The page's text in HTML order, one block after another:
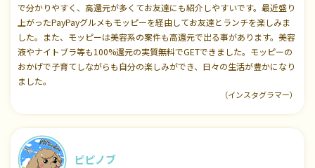
で分かりやすく、高還元が多くてお友達にも紹介しやすいです。最近盛り
上がったPayPayグルメもモッピーを経由してお友達とランチを楽しみま
した。また、モッピーは美容系の案件も高還元で出る事があります。美容
液やナイトブラ等も100%還元の実質無料でGETできました。モッピーの
おかげで子育てしながらも自分の楽しみができ、日々の生活が豊かになり
ました。
（インスタグラマー）
ピピノブ